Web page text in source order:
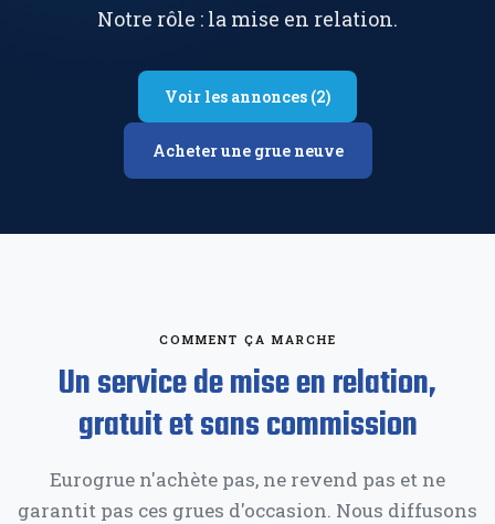
Notre rôle : la mise en relation.
Voir les annonces (2)
Acheter une grue neuve
COMMENT ÇA MARCHE
Un service de mise en relation,
gratuit et sans commission
Eurogrue n'achète pas, ne revend pas et ne
garantit pas ces grues d'occasion. Nous diffusons